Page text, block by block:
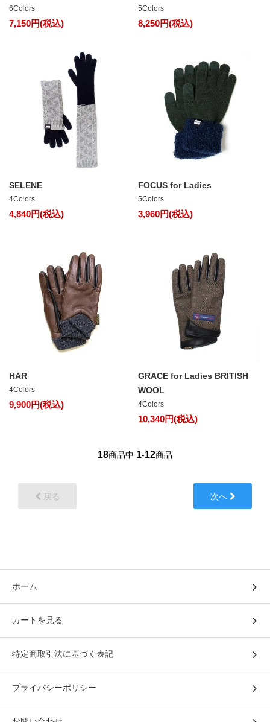
6Colors
7,150円(税込)
5Colors
8,250円(税込)
SELENE
4Colors
4,840円(税込)
FOCUS for Ladies
5Colors
3,960円(税込)
HAR
4Colors
9,900円(税込)
GRACE for Ladies BRITISH
WOOL
4Colors
10,340円(税込)
18商品中 1-12商品
戻る 次へ
ホーム
カートを見る
特定商取引法に基づく表記
プライバシーポリシー